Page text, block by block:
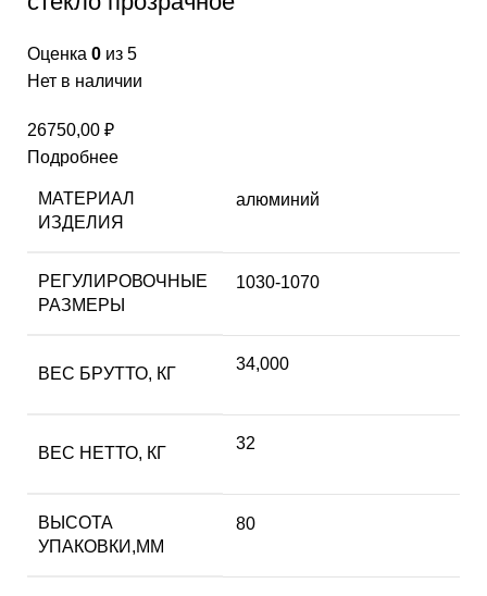
Оценка 0 из 5
Нет в наличии
26750,00 ₽
Подробнее
МАТЕРИАЛ
ИЗДЕЛИЯ
алюминий
РЕГУЛИРОВОЧНЫЕ
РАЗМЕРЫ
1030-1070
ВЕС БРУТТО, КГ
34,000
ВЕС НЕТТО, КГ
32
ВЫСОТА
УПАКОВКИ,ММ
80